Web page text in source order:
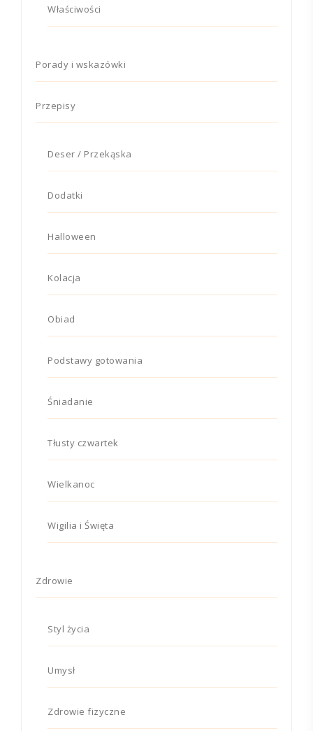
Właściwości
Porady i wskazówki
Przepisy
Deser / Przekąska
Dodatki
Halloween
Kolacja
Obiad
Podstawy gotowania
Śniadanie
Tłusty czwartek
Wielkanoc
Wigilia i Święta
Zdrowie
Styl życia
Umysł
Zdrowie fizyczne